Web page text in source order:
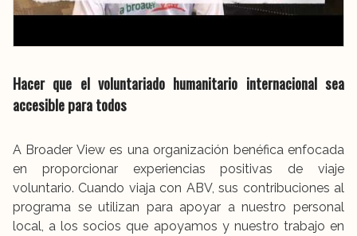
Hacer que el voluntariado humanitario internacional sea
accesible para todos
A Broader View es una organización benéfica enfocada
en proporcionar experiencias positivas de viaje
voluntario. Cuando viaja con ABV, sus contribuciones al
programa se utilizan para apoyar a nuestro personal
local, a los socios que apoyamos y nuestro trabajo en